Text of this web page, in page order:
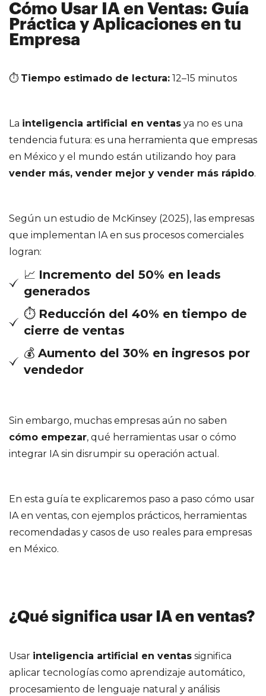
Cómo Usar IA en Ventas: Guía
Práctica y Aplicaciones en tu
Empresa
⏱ Tiempo estimado de lectura: 12–15 minutos
La inteligencia artificial en ventas ya no es una
tendencia futura: es una herramienta que empresas
en México y el mundo están utilizando hoy para
vender más, vender mejor y vender más rápido.
Según un estudio de McKinsey (2025), las empresas
que implementan IA en sus procesos comerciales
logran:
📈 Incremento del 50% en leads
generados
⏱ Reducción del 40% en tiempo de
cierre de ventas
💰 Aumento del 30% en ingresos por
vendedor
Sin embargo, muchas empresas aún no saben
cómo empezar, qué herramientas usar o cómo
integrar IA sin disrumpir su operación actual.
En esta guía te explicaremos paso a paso cómo usar
IA en ventas, con ejemplos prácticos, herramientas
recomendadas y casos de uso reales para empresas
en México.
¿Qué significa usar IA en ventas?
Usar inteligencia artificial en ventas significa
aplicar tecnologías como aprendizaje automático,
procesamiento de lenguaje natural y análisis